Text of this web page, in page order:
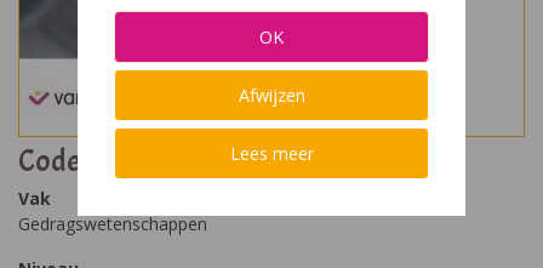
Code Gedragswetenschappen GO! 6
Vak
Gedragswetenschappen
OK
Afwijzen
Lees meer